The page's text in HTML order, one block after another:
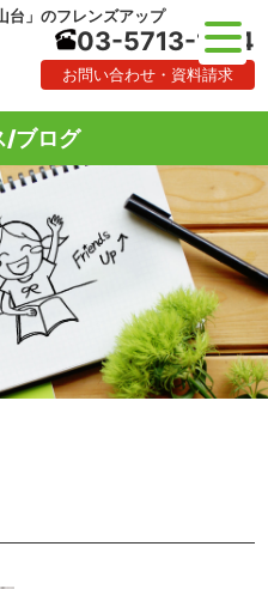
台」のフレンズアップ
03-5713-1184
お問い合わせ・資料請求
/ブログ